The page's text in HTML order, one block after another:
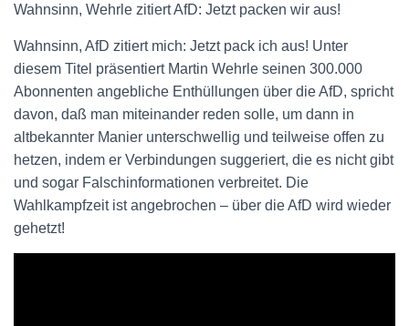
Wahnsinn, Wehrle zitiert AfD: Jetzt packen wir aus!
Wahnsinn, AfD zitiert mich: Jetzt pack ich aus! Unter
diesem Titel präsentiert Martin Wehrle seinen 300.000
Abonnenten angebliche Enthüllungen über die AfD, spricht
davon, daß man miteinander reden solle, um dann in
altbekannter Manier unterschwellig und teilweise offen zu
hetzen, indem er Verbindungen suggeriert, die es nicht gibt
und sogar Falschinformationen verbreitet. Die
Wahlkampfzeit ist angebrochen – über die AfD wird wieder
gehetzt!